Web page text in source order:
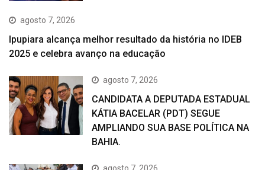
agosto 7, 2026
Ipupiara alcança melhor resultado da história no IDEB
2025 e celebra avanço na educação
agosto 7, 2026
CANDIDATA A DEPUTADA ESTADUAL
KÁTIA BACELAR (PDT) SEGUE
AMPLIANDO SUA BASE POLÍTICA NA
BAHIA.
agosto 7, 2026